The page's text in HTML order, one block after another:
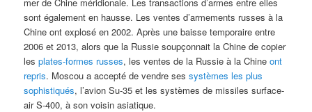
sont également en hausse. Les ventes d’armements russes à la
Chine ont explosé en 2002. Après une baisse temporaire entre
2006 et 2013, alors que la Russie soupçonnait la Chine de copier
lesplates-formes russes, les ventes de la Russie à la Chineont
repris. Moscou a accepté de vendre sessystèmes les plus
sophistiqués, l’avion Su-35 et les systèmes de missiles surface-
air S-400, à son voisin asiatique.